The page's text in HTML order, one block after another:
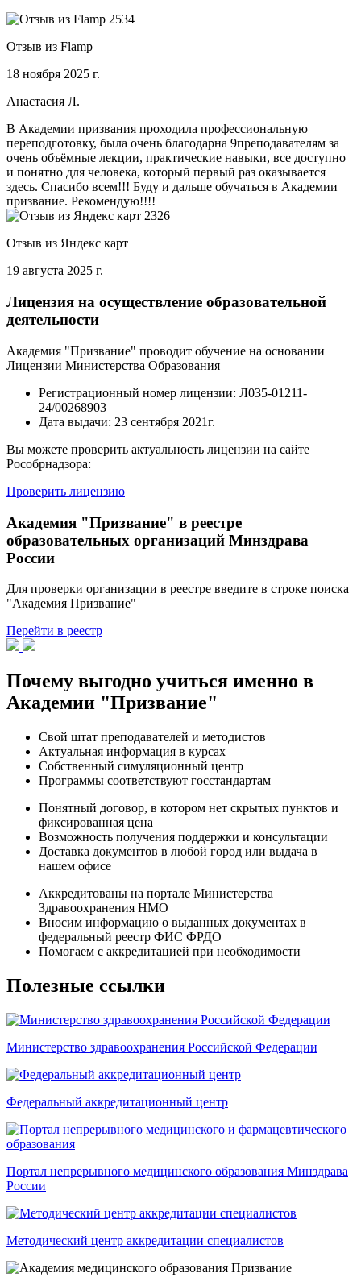
Отзыв из Flamp
18 ноября 2025 г.
Анастасия Л.
В Академии призвания проходила профессиональную
переподготовку, была очень благодарна 9преподавателям за
очень объёмные лекции, практические навыки, все доступно
и понятно для человека, который первый раз оказывается
здесь. Спасибо всем!!! Буду и дальше обучаться в Академии
призвание. Рекомендую!!!!
Отзыв из Яндекс карт
19 августа 2025 г.
Лицензия на осуществление образовательной
деятельности
Академия "Призвание" проводит обучение на основании
Лицензии Министерства Образования
Регистрационный номер лицензии: Л035-01211-
24/00268903
Дата выдачи: 23 сентября 2021г.
Вы можете проверить актуальность лицензии на сайте
Рособрнадзора:
Проверить лицензию
Академия "Призвание" в реестре
образовательных организаций Минздрава
России
Для проверки организации в реестре введите в строке поиска
"Академия Призвание"
Перейти в реестр
Почему выгодно учиться именно в
Академии "Призвание"
Свой штат преподавателей и методистов
Актуальная информация в курсах
Собственный симуляционный центр
Программы соответствуют госстандартам
Понятный договор, в котором нет скрытых пунктов и
фиксированная цена
Возможность получения поддержки и консультации
Доставка документов в любой город или выдача в
нашем офисе
Аккредитованы на портале Министерства
Здравоохранения НМО
Вносим информацию о выданных документах в
федеральный реестр ФИС ФРДО
Помогаем с аккредитацией при необходимости
Полезные ссылки
Министерство здравоохранения Российской Федерации
Федеральный аккредитационный центр
Портал непрерывного медицинского образования Минздрава
России
Методический центр аккредитации специалистов